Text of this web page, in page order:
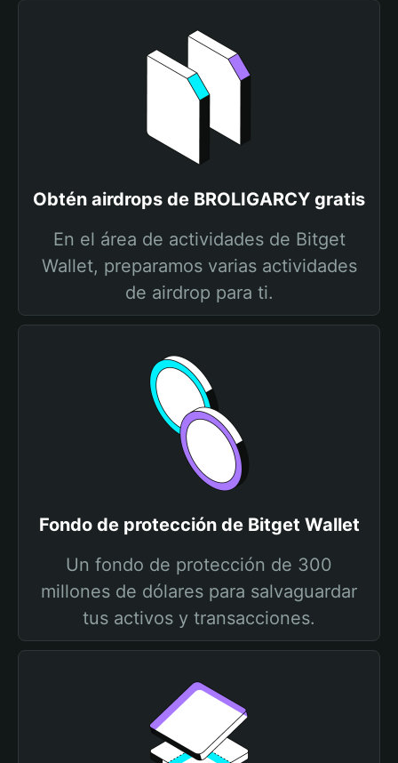
Obtén airdrops de BROLIGARCY gratis
En el área de actividades de Bitget
Wallet, preparamos varias actividades
de airdrop para ti.
Fondo de protección de Bitget Wallet
Un fondo de protección de 300
millones de dólares para salvaguardar
tus activos y transacciones.